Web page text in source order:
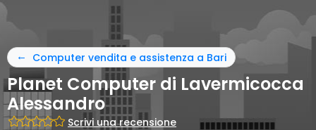
Computer vendita e assistenza a Bari
Planet Computer di Lavermicocca
Alessandro
Scrivi una recensione